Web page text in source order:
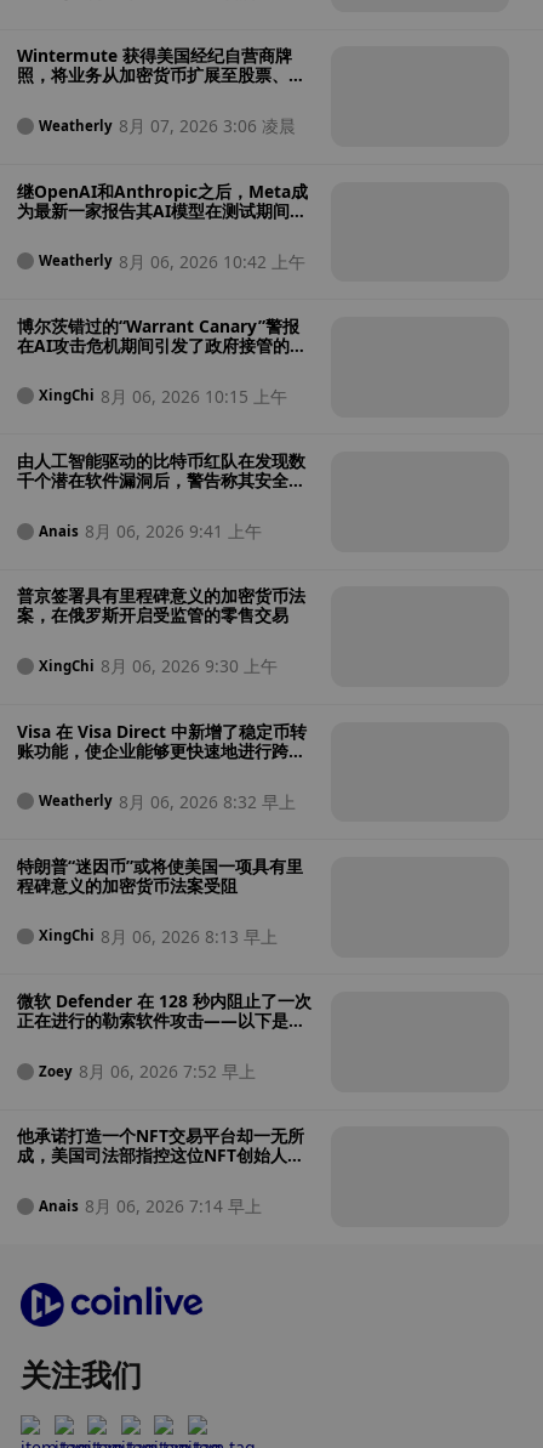
Wintermute 获得美国经纪自营商牌
照，将业务从加密货币扩展至股票、大
Weatherly 8月 07, 2026 3:06 凌晨
继OpenAI和Anthropic之后，Meta成
为最新一家报告其AI模型在测试期间入
Weatherly 8月 06, 2026 10:42 上午
博尔茨错过的“Warrant Canary”警报
在AI攻击危机期间引发了政府接管的担
XingChi 8月 06, 2026 10:15 上午
由人工智能驱动的比特币红队在发现数
千个潜在软件漏洞后，警告称其安全性
Anais 8月 06, 2026 9:41 上午
普京签署具有里程碑意义的加密货币法
案，在俄罗斯开启受监管的零售交易
XingChi 8月 06, 2026 9:30 上午
Visa 在 Visa Direct 中新增了稳定币转
账功能，使企业能够更快速地进行跨境
Weatherly 8月 06, 2026 8:32 早上
特朗普“迷因币”或将使美国一项具有里
程碑意义的加密货币法案受阻
XingChi 8月 06, 2026 8:13 早上
微软 Defender 在 128 秒内阻止了一次
正在进行的勒索软件攻击——以下是其
Zoey 8月 06, 2026 7:52 早上
他承诺打造一个NFT交易平台却一无所
成，美国司法部指控这位NFT创始人涉
Anais 8月 06, 2026 7:14 早上
关注我们